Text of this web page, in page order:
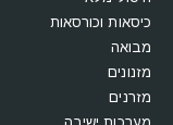
חדרי שינה
חיסול מלאי
כיסאות וכורסאות
מבואה
מזנונים